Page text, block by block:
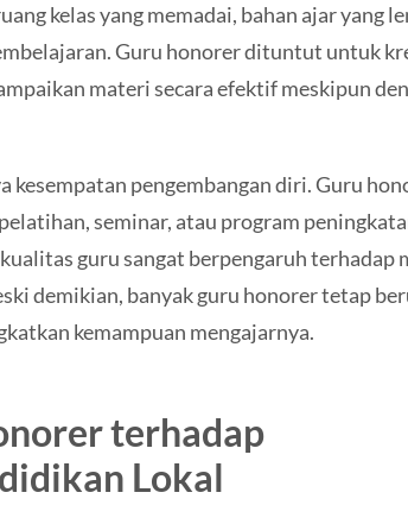
kelas yang memadai, bahan ajar yang
Guru honorer dituntut untuk
materi secara efektif meskipun
kesempatan pengembangan diri. Guru
seminar, atau program
guru sangat berpengaruh terhadap
demikian, banyak guru honorer tetap
kemampuan mengajarnya.
terhadap
Lokal